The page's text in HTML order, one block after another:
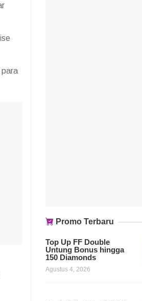
para
Promo Terbaru
Top Up FF Double
Untung Bonus hingga
150 Diamonds
Agustus 4, 2026